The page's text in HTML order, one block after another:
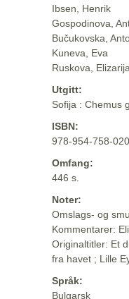
Ibsen, Henrik
Gospodinova,
Bučukovska,
Kuneva, Eva
Ruskova, Elizarija
Utgitt:
Sofija : Chemus
ISBN:
978-954-758-
Omfang:
446 s.
Noter:
Omslags- og
Kommentarer:
Originaltitler: Et
fra havet ; Lille
Språk:
Bulgarsk